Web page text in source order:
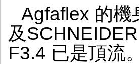
發
的
戒
Agfaflex 的機
及
F3.4 已是頂流。